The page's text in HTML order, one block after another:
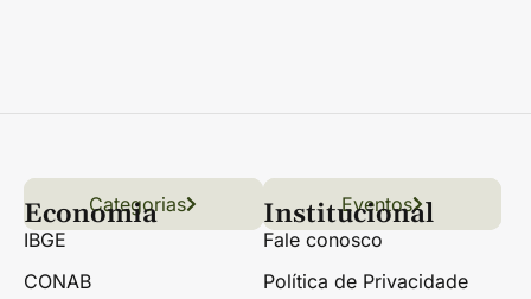
Links úteis
Conteúdo Grãos
Florestas Hortifrúti
Categorias Eventos
Economia
IBGE
CONAB
Institucional
Fale conosco
Política de Privacidade